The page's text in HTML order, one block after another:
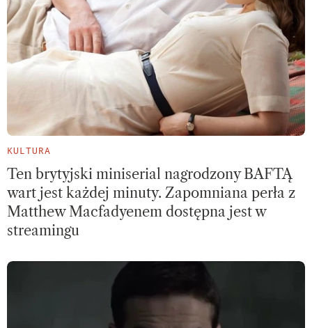
KULTURA
Ten brytyjski miniserial nagrodzony BAFTĄ
wart jest każdej minuty. Zapomniana perła z
Matthew Macfadyenem dostępna jest w
streamingu